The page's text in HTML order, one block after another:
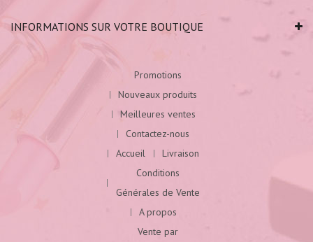
INFORMATIONS SUR VOTRE BOUTIQUE
Promotions
Nouveaux produits
Meilleures ventes
Contactez-nous
Accueil
Livraison
Conditions
Générales de Vente
A propos
Vente par